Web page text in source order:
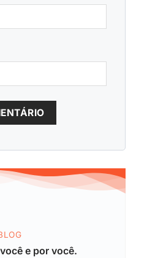
e por você.